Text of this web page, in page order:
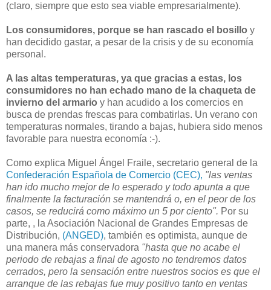
(claro, siempre que esto sea viable empresarialmente).
Los consumidores, porque se han rascado el bosillo y
han decidido gastar, a pesar de la crisis y de su economía
personal.
A las altas temperaturas, ya que gracias a estas, los
consumidores no han echado mano de la chaqueta de
invierno del armario y han acudido a los comercios en
busca de prendas frescas para combatirlas. Un verano con
temperaturas normales, tirando a bajas, hubiera sido menos
favorable para nuestra economía :-).
Como explica Miguel Ángel Fraile, secretario general de la
Confederación Española de Comercio (CEC), "las ventas
han ido mucho mejor de lo esperado y todo apunta a que
finalmente la facturación se mantendrá o, en el peor de los
casos, se reducirá como máximo un 5 por ciento". Por su
parte, , la Asociación Nacional de Grandes Empresas de
Distribución, (ANGED), también es optimista, aunque de
una manera más conservadora "hasta que no acabe el
periodo de rebajas a final de agosto no tendremos datos
cerrados, pero la sensación entre nuestros socios es que el
arranque de las rebajas fue muy positivo tanto en ventas